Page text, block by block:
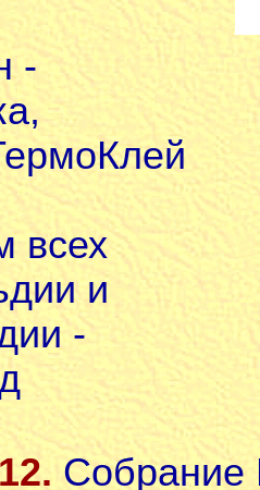
-
всех
и
-
Собрание